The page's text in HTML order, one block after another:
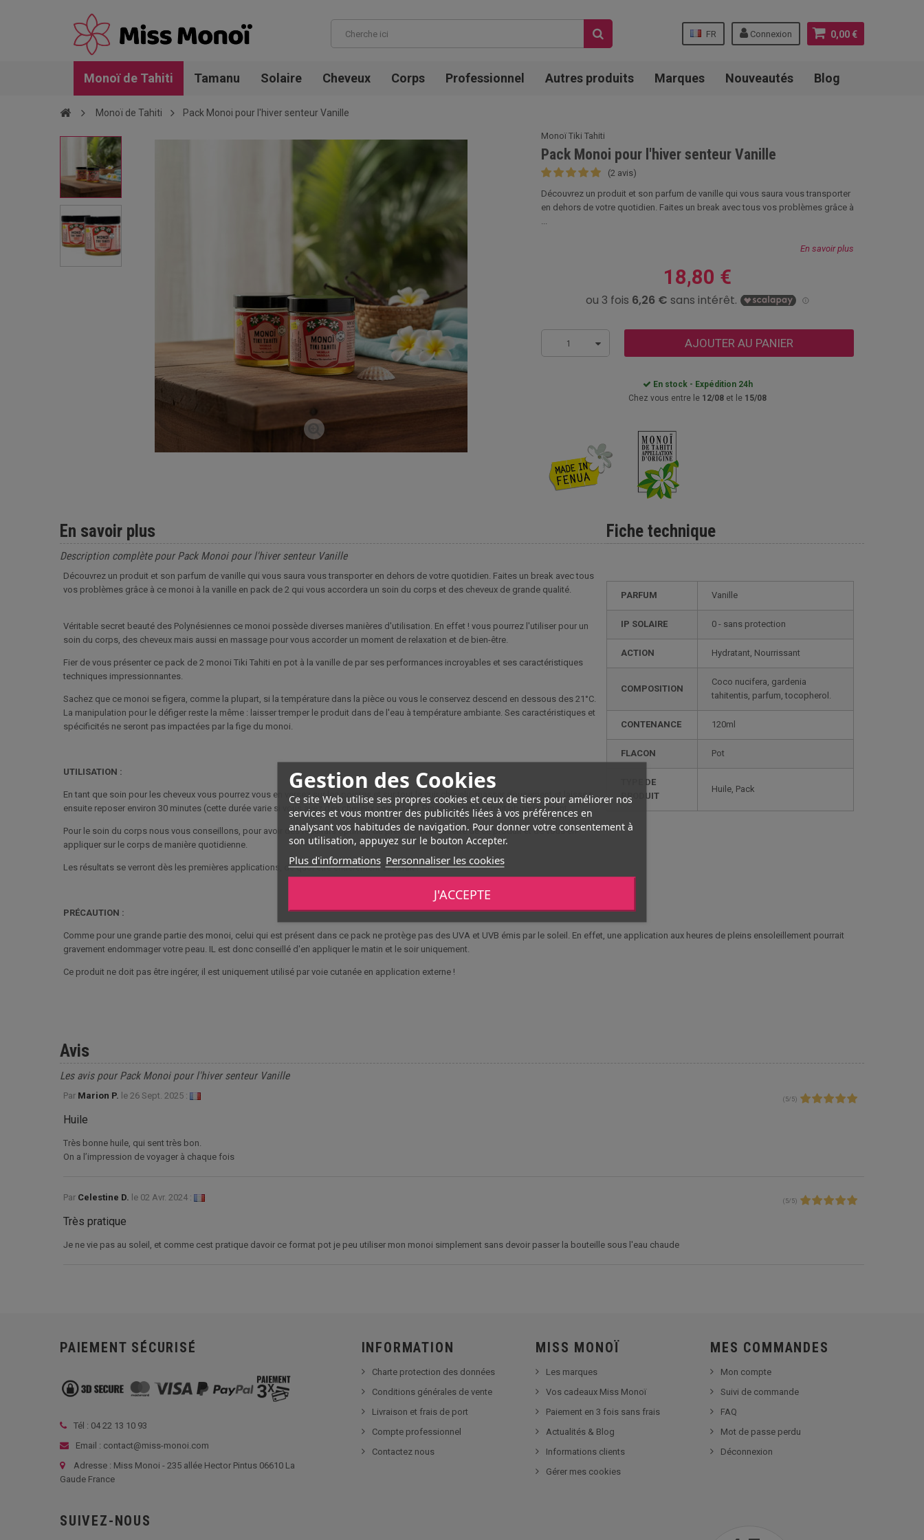
0,00 €
Connexion
FR
Gestion des Cookies
Ce site Web utilise ses propres cookies et ceux de tiers pour améliorer nos
services et vous montrer des publicités liées à vos préférences en
analysant vos habitudes de navigation. Pour donner votre consentement à
son utilisation, appuyez sur le bouton Accepter.
Plus d'informations Personnaliser les cookies
J'ACCEPTE
Monoï de Tahiti Tamanu Solaire Cheveux Corps Professionnel Autres produits Marques Nouveautés Blog
Monoï de Tahiti Pack Monoi pour l'hiver senteur Vanille
Monoï Tiki Tahiti
Pack Monoi pour l'hiver senteur Vanille
(2 avis)
Découvrez un produit et son parfum de vanille qui vous saura vous transporter
en dehors de votre quotidien. Faites un break avec tous vos problèmes grâce à
...
En savoir plus
18,80 €
1 AJOUTER AU PANIER
En stock - Expédition 24h
Chez vous entre le 12/08 et le 15/08
Fiche technique
PARFUM Vanille
IP SOLAIRE 0 - sans protection
ACTION Hydratant, Nourrissant
COMPOSITION
Coco nucifera, gardenia
tahitentis, parfum, tocopherol.
CONTENANCE 120ml
FLACON Pot
TYPE DE
PRODUIT
Huile, Pack
En savoir plus
Description complète pour Pack Monoi pour l'hiver senteur Vanille
Découvrez un produit et son parfum de vanille qui vous saura vous transporter en dehors de votre quotidien. Faites un break avec tous
vos problèmes grâce à ce monoi à la vanille en pack de 2 qui vous accordera un soin du corps et des cheveux de grande qualité.
Véritable secret beauté des Polynésiennes ce monoi possède diverses manières d'utilisation. En effet ! vous pourrez l'utiliser pour un
soin du corps, des cheveux mais aussi en massage pour vous accorder un moment de relaxation et de bien-être.
Fier de vous présenter ce pack de 2 monoi Tiki Tahiti en pot à la vanille de par ses performances incroyables et ses caractéristiques
techniques impressionnantes.
Sachez que ce monoi se figera, comme la plupart, si la température dans la pièce ou vous le conservez descend en dessous des 21°C.
La manipulation pour le défiger reste la même : laisser tremper le produit dans de l'eau à température ambiante. Ses caractéristiques et
spécificités ne seront pas impactées par la fige du monoi.
UTILISATION :
En tant que soin pour les cheveux vous pourrez vous en versez sur les pointes et sur tout le cuir chevelu, masser doucement et laissez
ensuite reposer environ 30 minutes (cette durée varie si vous avez des cheveux sensibles). Rincez ensuite le tout abondamment.
Pour le soin du corps nous vous conseillons, pour avoir des résultats optimal, de prendre une noisette de ce produit et de vous en
appliquer sur le corps de manière quotidienne.
Les résultats se verront dès les premières applications, de quoi être entièrement satisfait !
PRÉCAUTION :
Comme pour une grande partie des monoi, celui qui est présent dans ce pack ne protège pas des UVA et UVB émis par le soleil. En effet, une application aux heures de pleins ensoleillement pourrait
gravement endommager votre peau. IL est donc conseillé d'en appliquer le matin et le soir uniquement.
Ce produit ne doit pas être ingérer, il est uniquement utilisé par voie cutanée en application externe !
Avis
Les avis pour Pack Monoi pour l'hiver senteur Vanille
Par Marion P. le 26 Sept. 2025 : ( 5/ 5)
Huile
Très bonne huile, qui sent très bon.
On a l’impression de voyager à chaque fois
Par Celestine D. le 02 Avr. 2024 : ( 5/ 5)
Très pratique
Je ne vie pas au soleil, et comme cest pratique davoir ce format pot je peu utiliser mon monoi simplement sans devoir passer la bouteille sous l'eau chaude
PAIEMENT SÉCURISÉ
Tél : 04 22 13 10 93
Email : contact@miss-monoi.com
Adresse : Miss Monoi - 235 allée Hector Pintus 06610 La
Gaude France
SUIVEZ-NOUS
INFORMATION
Charte protection des données
Conditions générales de vente
Livraison et frais de port
Compte professionnel
Contactez nous
MISS MONOÏ
Les marques
Vos cadeaux Miss Monoï
Paiement en 3 fois sans frais
Actualités & Blog
Informations clients
Gérer mes cookies
MES COMMANDES
Mon compte
Suivi de commande
FAQ
Mot de passe perdu
Déconnexion